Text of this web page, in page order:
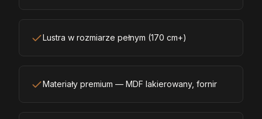
Lustra w rozmiarze pełnym (170 cm+)
Materiały premium — MDF lakierowany, fornir